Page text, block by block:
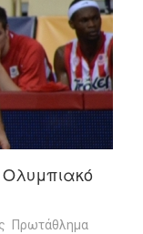
Πρωτάθλημα